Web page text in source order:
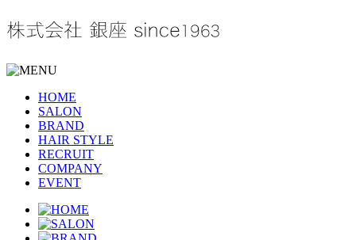
HOME
SALON
BRAND
HAIR STYLE
RECRUIT
COMPANY
EVENT